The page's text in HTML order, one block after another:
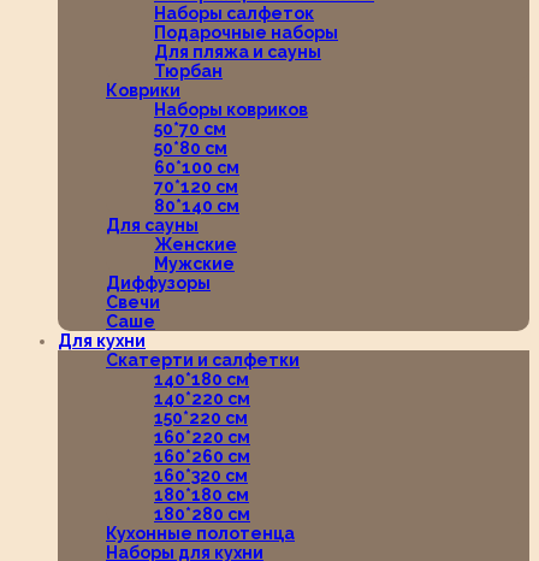
Наборы салфеток
Подарочные наборы
Для пляжа и сауны
Тюрбан
Коврики
Наборы ковриков
50*70 см
50*80 см
60*100 см
70*120 см
80*140 см
Для сауны
Женские
Мужские
Диффузоры
Свечи
Саше
Для кухни
Скатерти и салфетки
140*180 см
140*220 см
150*220 см
160*220 см
160*260 см
160*320 см
180*180 см
180*280 см
Кухонные полотенца
Наборы для кухни